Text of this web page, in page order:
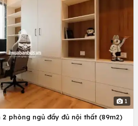
1
phòng ngủ đầy đủ nội thất (89m2)